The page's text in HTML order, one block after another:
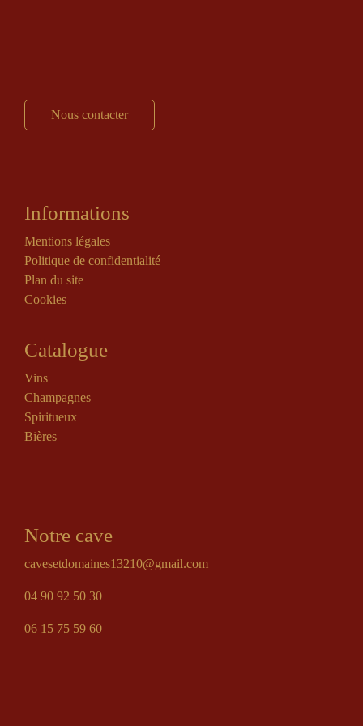
Nous contacter
Informations
Mentions légales
Politique de confidentialité
Plan du site
Cookies
Catalogue
Vins
Champagnes
Spiritueux
Bières
Notre cave
cavesetdomaines13210@gmail.com
04 90 92 50 30
06 15 75 59 60